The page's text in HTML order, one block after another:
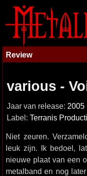
Review
various -
Jaar van release: 2005
Label: Terranis
Niet zeuren.
leuk zijn. Ik bedoel,
nieuwe plaat van een
metalband en nog